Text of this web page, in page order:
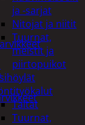
ja -sarjat
Nitojat ja niitit
Tuurnat,
meistit ja
piirtopuikot
Taltat
Tuurnat,